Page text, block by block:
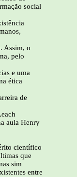
social
Assim, o
pelo
e uma
ética
de
aula Henry
científico
que
sim
entre